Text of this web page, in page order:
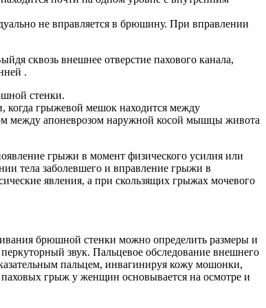
не вправляется в брюшину. При вправлении
сквозь внешнее отверстие пахового канала,
.
стенки.
грыжевой мешок находится между
между апоневрозом наружной косой мышцы живота
грыжи в момент физического усилия или
тела заболевшего и вправление грыжи в
явления, а при скользящих грыжах мочевого
брюшной стенки можно определить размеры и
звук. Пальцевое обследование внешнего
пальцем, инвагинируя кожу мошонки,
паховых грыж у женщин основывается на осмотре и